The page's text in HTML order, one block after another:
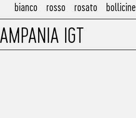
bianco rosso rosato bollicine
IGT